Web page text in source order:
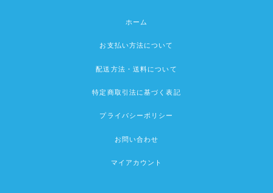
ホーム
お支払い方法について
配送方法・送料について
特定商取引法に基づく表記
プライバシーポリシー
お問い合わせ
マイアカウント